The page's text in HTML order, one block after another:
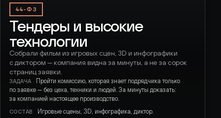
44-ФЗ
Тендеры и высокие
технологии
Собрали фильм из игровых сцен, 3D и инфографики
с диктором — компания видна за минуты, а не за сорок
страниц заявки.
ЗАДАЧА
Пройти комиссию, которая знает подрядчика только
по заявке — без цеха, техники и людей. За минуты доказать:
за компанией настоящее производство.
СОСТАВ Игровые сцены, 3D, инфографика, диктор.